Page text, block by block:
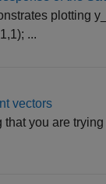
plotting
...
vectors
that you are